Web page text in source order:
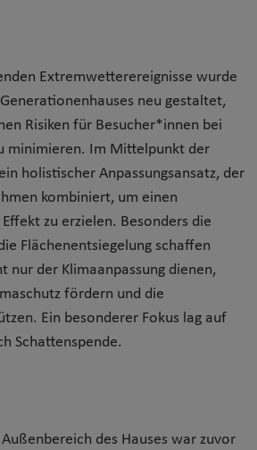
Extremwetterereignisse wurde
neu gestaltet,
Risiken für Besucher*innen bei
minimieren. Im Mittelpunkt der
holistischer Anpassungsansatz, der
kombiniert, um einen
zu erzielen. Besonders die
Flächenentsiegelung schaffen
nur der Klimaanpassung dienen,
fördern und die
Ein besonderer Fokus lag auf
Schattenspende.
des Hauses war zuvor